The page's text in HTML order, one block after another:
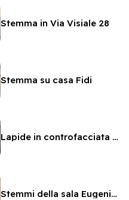
Stemma in Via Visiale 28
Stemma su casa Fidi
Lapide in controfacciata in San Sabino
Stemmi della sala Eugenio IV